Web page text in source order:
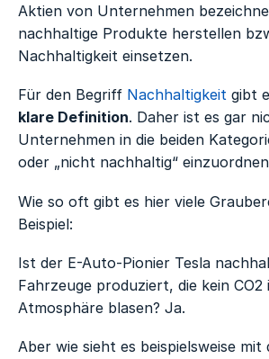
Aktien von Unternehmen
nachhaltige Produkte herstellen
Nachhaltigkeit einsetzen.
Für den Begriff Nachhaltigkeit gibt
klare Definition. Daher ist es gar
Unternehmen in die beiden
oder „nicht nachhaltig“
Wie so oft gibt es hier viele
Beispiel:
Ist der E-Auto-Pionier Tesla
Fahrzeuge produziert, die kein CO2
Atmosphäre blasen? Ja.
Aber wie sieht es beispielsweise mit